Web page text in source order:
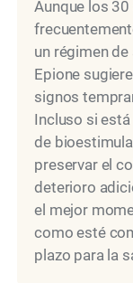
Aunque los
un régimen
Epione
signos
Incluso si
de
preservar el
deterioro
el mejor
como esté
plazo para la